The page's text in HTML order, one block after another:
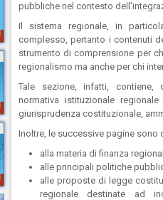
pubbliche nel contesto
Il sistema regionale, in
complesso, pertanto i contenuti
strumento di comprensione per
regionalismo ma anche per chi
Tale sezione, infatti, contiene,
normativa istituzionale
giurisprudenza costituzionale,
Inoltre, le successive pagine sono
alla materia di finanza
alle principali politiche
alle proposte di legge
regionale destinate ad